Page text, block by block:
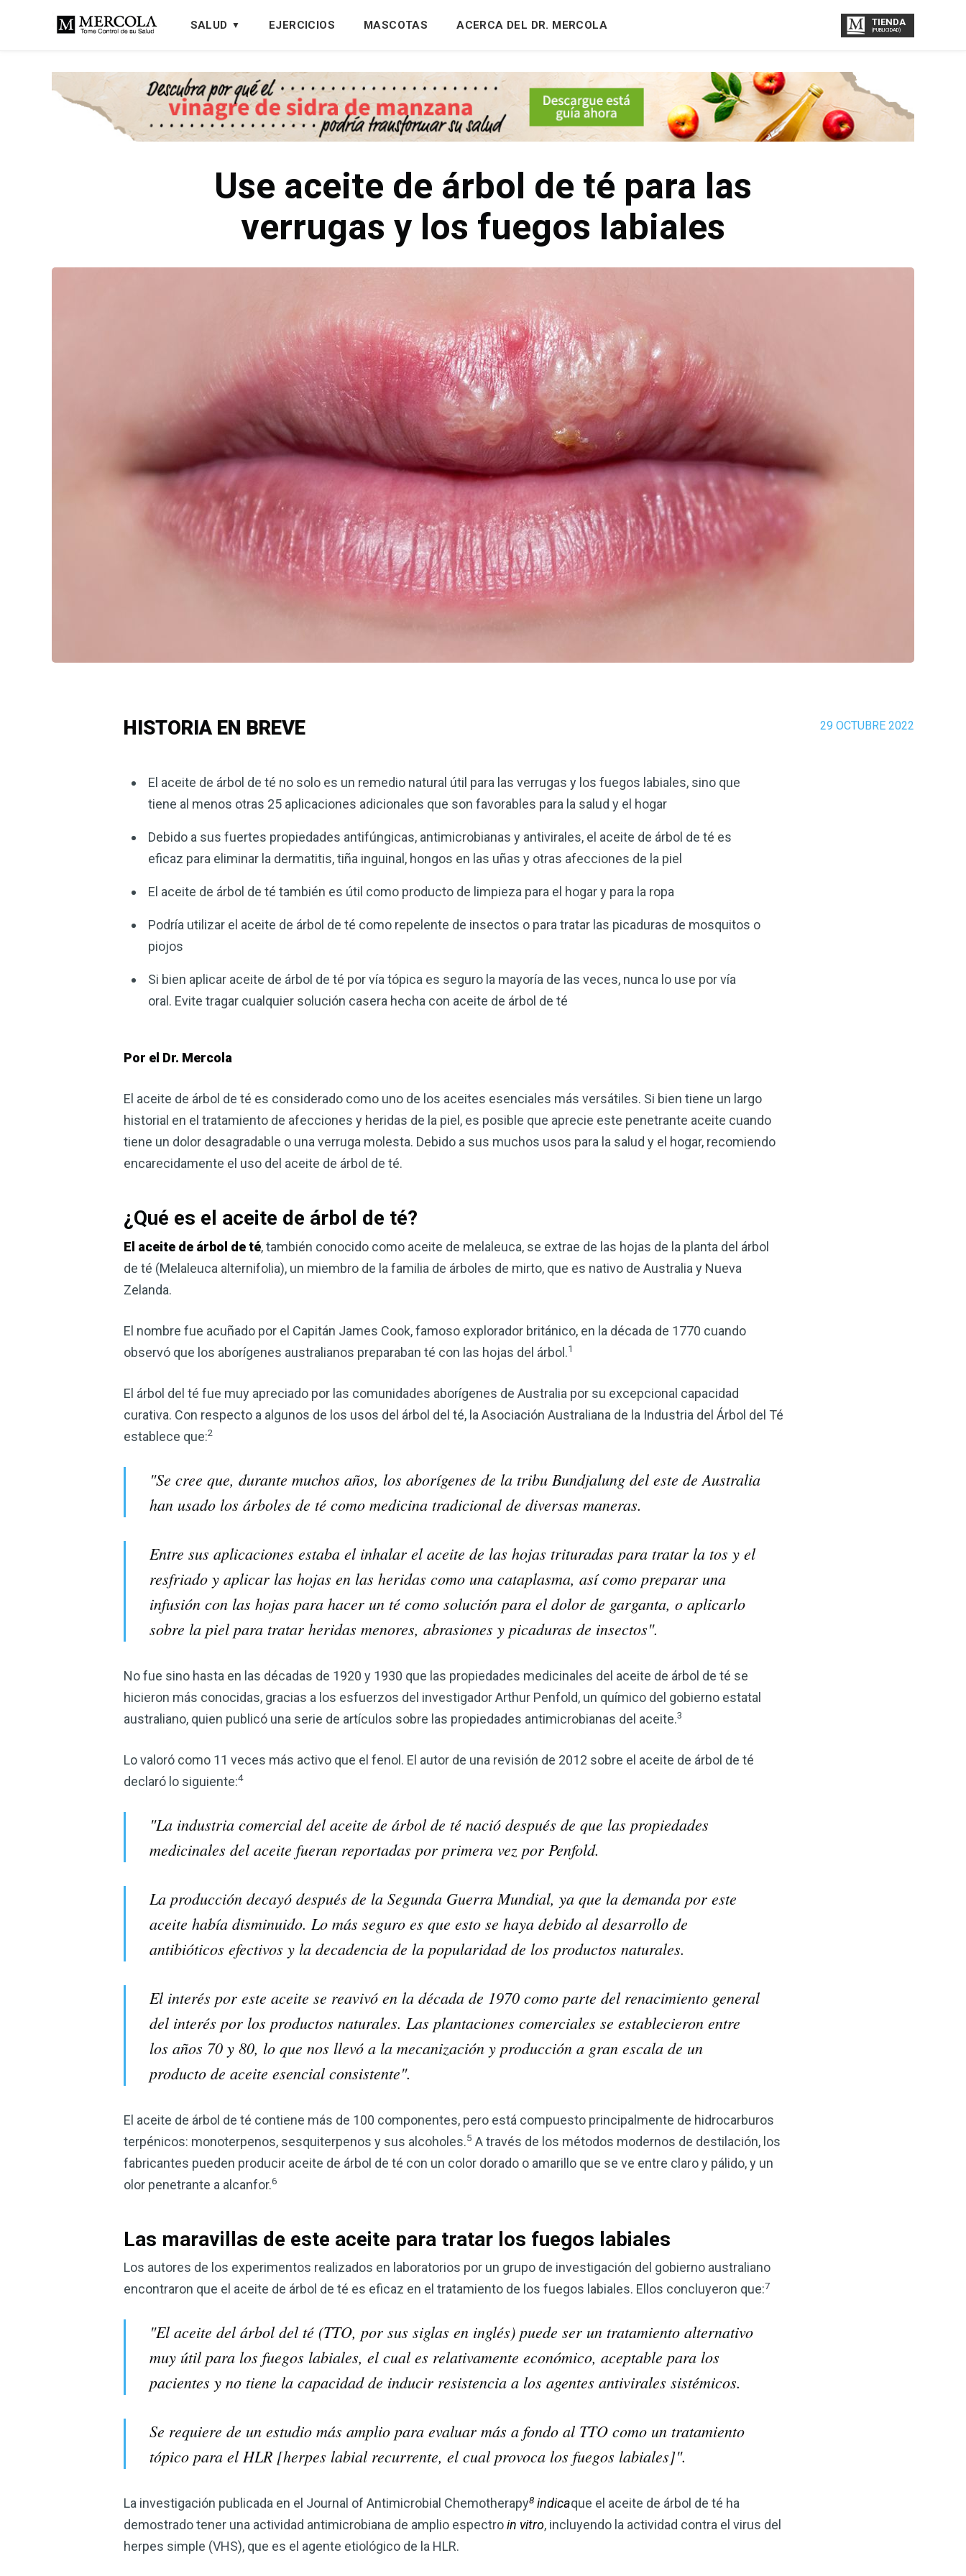
SALUD EJERCICIOS MASCOTAS ACERCA DEL DR. MERCOLA TIENDA
(PUBLICIDAD)
Use aceite de árbol de té para las
verrugas y los fuegos labiales
29 OCTUBRE 2022
HISTORIA EN BREVE
El aceite de árbol de té no solo es un remedio natural útil para las verrugas y los fuegos labiales, sino que
tiene al menos otras 25 aplicaciones adicionales que son favorables para la salud y el hogar
Debido a sus fuertes propiedades antifúngicas, antimicrobianas y antivirales, el aceite de árbol de té es
eficaz para eliminar la dermatitis, tiña inguinal, hongos en las uñas y otras afecciones de la piel
El aceite de árbol de té también es útil como producto de limpieza para el hogar y para la ropa
Podría utilizar el aceite de árbol de té como repelente de insectos o para tratar las picaduras de mosquitos o
piojos
Si bien aplicar aceite de árbol de té por vía tópica es seguro la mayoría de las veces, nunca lo use por vía
oral. Evite tragar cualquier solución casera hecha con aceite de árbol de té
Por el Dr. Mercola
El aceite de árbol de té es considerado como uno de los aceites esenciales más versátiles. Si bien tiene un largo
historial en el tratamiento de afecciones y heridas de la piel, es posible que aprecie este penetrante aceite cuando
tiene un dolor desagradable o una verruga molesta. Debido a sus muchos usos para la salud y el hogar, recomiendo
encarecidamente el uso del aceite de árbol de té.
¿Qué es el aceite de árbol de té?
El aceite de árbol de té, también conocido como aceite de melaleuca, se extrae de las hojas de la planta del árbol
de té (Melaleuca alternifolia), un miembro de la familia de árboles de mirto, que es nativo de Australia y Nueva
Zelanda.
El nombre fue acuñado por el Capitán James Cook, famoso explorador británico, en la década de 1770 cuando
observó que los aborígenes australianos preparaban té con las hojas del árbol.1
El árbol del té fue muy apreciado por las comunidades aborígenes de Australia por su excepcional capacidad
curativa. Con respecto a algunos de los usos del árbol del té, la Asociación Australiana de la Industria del Árbol del Té
establece que:2
"Se cree que, durante muchos años, los aborígenes de la tribu Bundjalung del este de Australia
han usado los árboles de té como medicina tradicional de diversas maneras.
Entre sus aplicaciones estaba el inhalar el aceite de las hojas trituradas para tratar la tos y el
resfriado y aplicar las hojas en las heridas como una cataplasma, así como preparar una
infusión con las hojas para hacer un té como solución para el dolor de garganta, o aplicarlo
sobre la piel para tratar heridas menores, abrasiones y picaduras de insectos".
No fue sino hasta en las décadas de 1920 y 1930 que las propiedades medicinales del aceite de árbol de té se
hicieron más conocidas, gracias a los esfuerzos del investigador Arthur Penfold, un químico del gobierno estatal
australiano, quien publicó una serie de artículos sobre las propiedades antimicrobianas del aceite.3
Lo valoró como 11 veces más activo que el fenol. El autor de una revisión de 2012 sobre el aceite de árbol de té
declaró lo siguiente:4
"La industria comercial del aceite de árbol de té nació después de que las propiedades
medicinales del aceite fueran reportadas por primera vez por Penfold.
La producción decayó después de la Segunda Guerra Mundial, ya que la demanda por este
aceite había disminuido. Lo más seguro es que esto se haya debido al desarrollo de
antibióticos efectivos y la decadencia de la popularidad de los productos naturales.
El interés por este aceite se reavivó en la década de 1970 como parte del renacimiento general
del interés por los productos naturales. Las plantaciones comerciales se establecieron entre
los años 70 y 80, lo que nos llevó a la mecanización y producción a gran escala de un
producto de aceite esencial consistente".
El aceite de árbol de té contiene más de 100 componentes, pero está compuesto principalmente de hidrocarburos
terpénicos: monoterpenos, sesquiterpenos y sus alcoholes.5 A través de los métodos modernos de destilación, los
fabricantes pueden producir aceite de árbol de té con un color dorado o amarillo que se ve entre claro y pálido, y un
olor penetrante a alcanfor.6
Las maravillas de este aceite para tratar los fuegos labiales
Los autores de los experimentos realizados en laboratorios por un grupo de investigación del gobierno australiano
encontraron que el aceite de árbol de té es eficaz en el tratamiento de los fuegos labiales. Ellos concluyeron que:7
"El aceite del árbol del té (TTO, por sus siglas en inglés) puede ser un tratamiento alternativo
muy útil para los fuegos labiales, el cual es relativamente económico, aceptable para los
pacientes y no tiene la capacidad de inducir resistencia a los agentes antivirales sistémicos.
Se requiere de un estudio más amplio para evaluar más a fondo al TTO como un tratamiento
tópico para el HLR [herpes labial recurrente, el cual provoca los fuegos labiales]".
La investigación publicada en el Journal of Antimicrobial Chemotherapy8 indicaque el aceite de árbol de té ha
demostrado tener una actividad antimicrobiana de amplio espectroin vitro, incluyendo la actividad contra el virus del
herpes simple (VHS), que es el agente etiológico de la HLR.
Mejore su salud de forma natural con el
El vinagre de sidra de manzana (VSM) es uno de los
remedios más versátiles de la naturaleza, ya sea que
quiera mejorar su digestión, reforzar la salud de su
corazón o controlar su peso, el VSM es un gran
complemento para su rutina de salud.
¡Descubra todo lo que el VSM puede hacer por su salud!
DESCÁRGUELA AHORA